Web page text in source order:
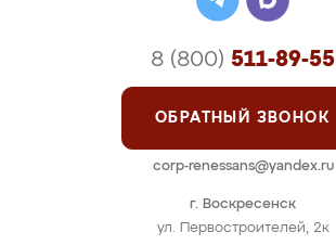
г. Воскресенск
ул. Первостроителей, 2к
8 (800) 511-89-55
ОБРАТНЫЙ ЗВОНОК
corp-renessans@yandex.ru